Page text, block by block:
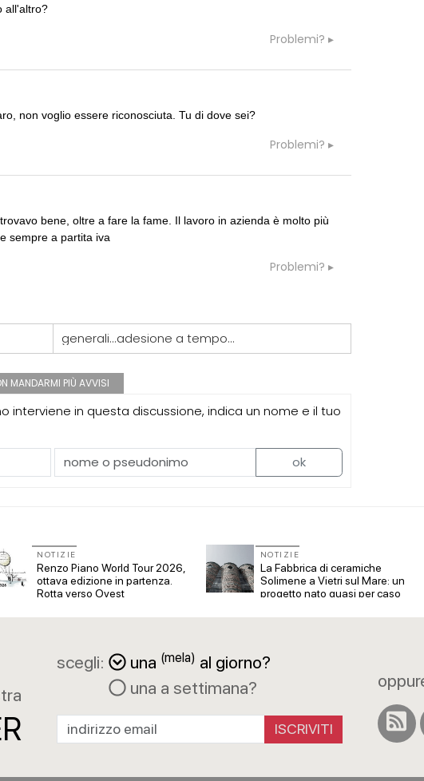
all'altro?
Problemi?
non voglio essere riconosciuta. Tu di dove sei?
Problemi?
bene, oltre a fare la fame. Il lavoro in azienda è molto più
sempre a partita iva
Problemi?
generali...adesione a tempo...
MANDARMI PIÙ AVVISI
interviene in questa discussione, indica un nome e il tuo
ok
NOTIZIE
Renzo Piano World Tour 2026,
ottava edizione in partenza.
Rotta verso Ovest
NOTIZIE
La Fabbrica di ceramiche
Solimene a Vietri sul Mare: un
progetto nato quasi per caso
scegli: una (mela) al giorno?
una a settimana?
ISCRIVITI